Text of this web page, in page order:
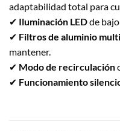
adaptabilidad total para
✔ Iluminación LEDde
✔ Filtros de aluminio
mantener.
✔ Modo de recirculación
✔ Funcionamiento